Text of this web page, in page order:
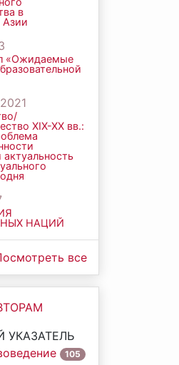
в
Азии
«Ожидаемые
ХIХ-ХХ вв.:
актуальность
НАЦИЙ
все
УКАЗАТЕЛЬ
105